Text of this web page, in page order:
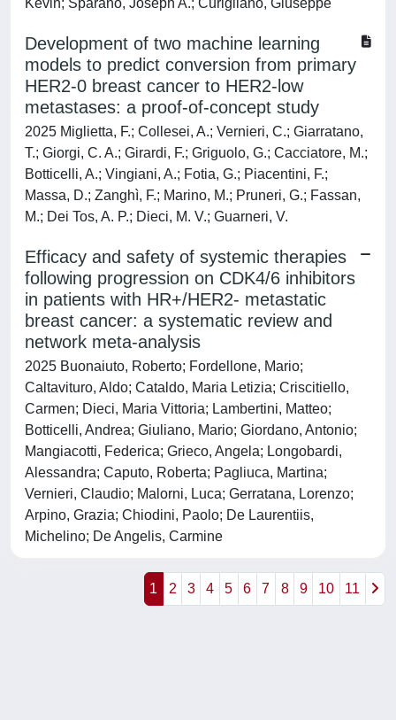
Kevin; Sparano, Joseph A.; Curigliano, Giuseppe
Development of two machine learning
models to predict conversion from primary
HER2-0 breast cancer to HER2-low
metastases: a proof-of-concept study
2025 Miglietta, F.; Collesei, A.; Vernieri, C.; Giarratano,
T.; Giorgi, C. A.; Girardi, F.; Griguolo, G.; Cacciatore, M.;
Botticelli, A.; Vingiani, A.; Fotia, G.; Piacentini, F.;
Massa, D.; Zanghì, F.; Marino, M.; Pruneri, G.; Fassan,
M.; Dei Tos, A. P.; Dieci, M. V.; Guarneri, V.
Efficacy and safety of systemic therapies
following progression on CDK4/6 inhibitors
in patients with HR+/HER2- metastatic
breast cancer: a systematic review and
network meta-analysis
2025 Buonaiuto, Roberto; Fordellone, Mario;
Caltavituro, Aldo; Cataldo, Maria Letizia; Criscitiello,
Carmen; Dieci, Maria Vittoria; Lambertini, Matteo;
Botticelli, Andrea; Giuliano, Mario; Giordano, Antonio;
Mangiacotti, Federica; Grieco, Angela; Longobardi,
Alessandra; Caputo, Roberta; Pagliuca, Martina;
Vernieri, Claudio; Malorni, Luca; Gerratana, Lorenzo;
Arpino, Grazia; Chiodini, Paolo; De Laurentiis,
Michelino; De Angelis, Carmine
1 2 3 4 5 6 7 8 9 10 11